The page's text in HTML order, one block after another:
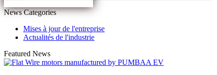
News Categories
Mises à jour de l'entreprise
Actualités de l'industrie
Featured News